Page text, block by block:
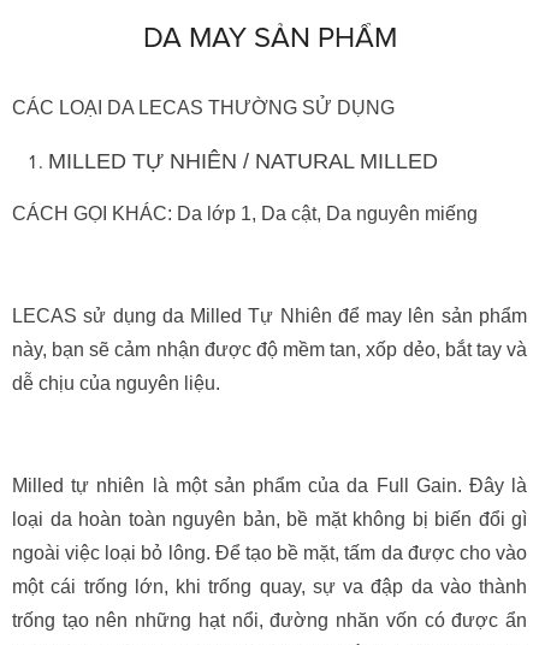
DA MAY SẢN PHẨM
CÁC LOẠI DA LECAS THƯỜNG SỬ DỤNG
MILLED TỰ NHIÊN / NATURAL MILLED
CÁCH GỌI KHÁC: Da lớp 1, Da cật, Da nguyên miếng
LECAS sử dụng da Milled Tự Nhiên để may lên sản phẩm
này, bạn sẽ cảm nhận được độ mềm tan, xốp dẻo, bắt tay và
dễ chịu của nguyên liệu.
Milled tự nhiên là một sản phẩm của da Full Gain. Đây là
loại da hoàn toàn nguyên bản, bề mặt không bị biến đổi gì
ngoài việc loại bỏ lông. Để tạo bề mặt, tấm da được cho vào
một cái trống lớn, khi trống quay, sự va đập da vào thành
trống tạo nên những hạt nổi, đường nhăn vốn có được ẩn